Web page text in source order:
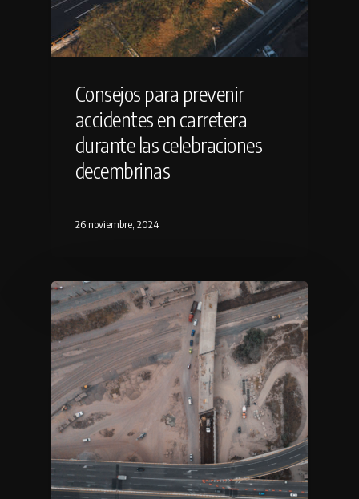
Consejos para prevenir
accidentes en carretera
durante las celebraciones
decembrinas
26 noviembre, 2024